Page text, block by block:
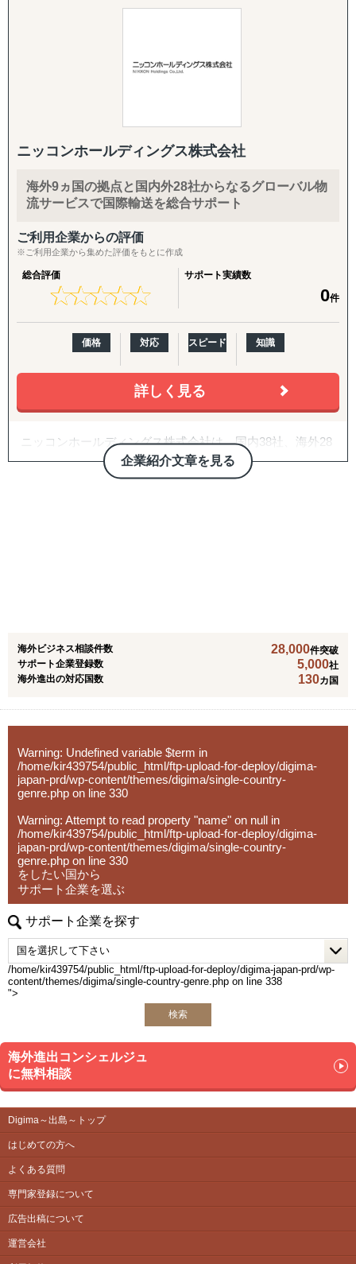
豊富なコネクションを活用して、企業の海外進出を包括的
大手製造企業を中心とした民間企業、官公庁・各種団体、
業界団体からの受託実績が多数ございます。
海外市場進出に関わる課題について、皆さまのお悩みやご
要望に沿って解決策をご提案いたします。
矢野経済研究所ソウル支社では全産業を網羅する調査力と
現地のネットワークを活かし、日韓両国企業のビジネス連
携を支援しています。
また、幅広い業界知見と現地密着の調査活動を通じて、両
国企業の市場理解と課題解決にも貢献しています。
ニッコンホールディングス株式会社
海外9ヵ国の拠点と国内外28社からなるグローバル物
流サービスで国際輸送を総合サポート
ご利用企業からの評価
※ご利用企業から集めた評価をもとに作成
総合評価
★★★★★
★★★★★
サポート実績数
0件
価格 対応 スピード 知識
詳しく見る
企業紹介文章を見る
ニッコンホールディングス株式会社は、国内38社、海外28
社からなる国際一貫物流を行うグローバル物流サービスを
展開しています。平成27年10月1日より持ち株会社制に移
海外ビジネス相談件数 28,000件突破
サポート企業登録数
5,000社
海外進出の対応国数
130カ国
Warning: Undefined variable $term in
/home/kir439754/public_html/ftp-upload-for-deploy/digima-
japan-prd/wp-content/themes/digima/single-country-
genre.php on line 330
Warning: Attempt to read property "name" on null in
/home/kir439754/public_html/ftp-upload-for-deploy/digima-
japan-prd/wp-content/themes/digima/single-country-
genre.php on line 330
をしたい国から
サポート企業を選ぶ
サポート企業を探す
/home/kir439754/public_html/ftp-upload-for-deploy/digima-japan-prd/wp-
content/themes/digima/single-country-genre.php on line 338
">
検索
海外進出コンシェルジュ
に無料相談
Digima～出島～トップ
はじめての方へ
よくある質問
専門家登録について
広告出稿について
運営会社